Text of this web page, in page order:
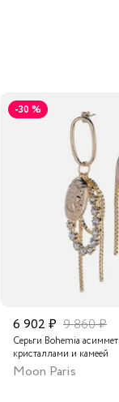
-30 %
6 902 ₽ 9 860 ₽
Серьги Bohemia
кристаллами и камеей
Moon Paris